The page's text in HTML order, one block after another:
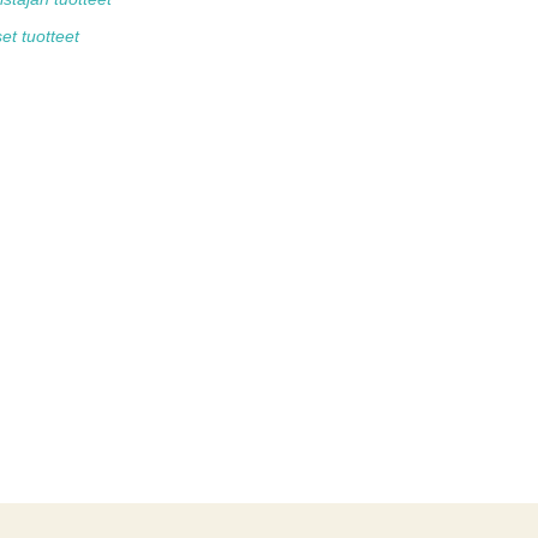
tuotteet